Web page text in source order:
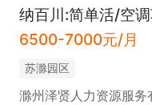
6500-7000元/月
苏滁园区
滁州泽贤人力资源服务